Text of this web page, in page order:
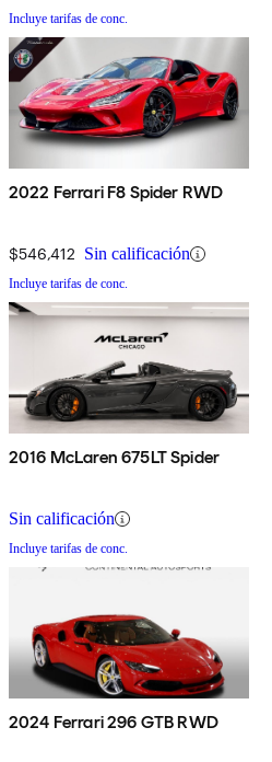
Incluye tarifas de conc.
2022 Ferrari F8 Spider RWD
$546,412 Sin calificación
Incluye tarifas de conc.
2016 McLaren 675LT Spider
Sin calificación
Incluye tarifas de conc.
2024 Ferrari 296 GTB RWD